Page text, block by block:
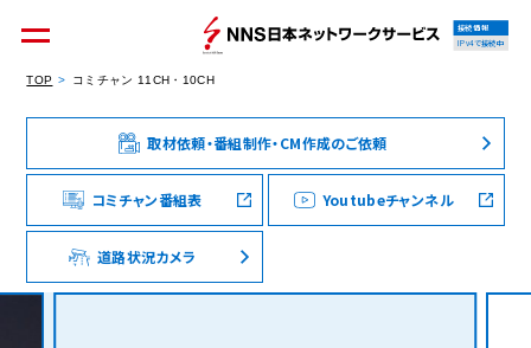
個人のお客様 集合住宅オーナーの方
法人のお客様 料金シミュレーション
接続情報
IPv4で接続中
TOP コミチャン 11CH・10CH
取材依頼・番組制作・CM作成のご依頼
コミチャン番組表 Youtubeチャンネル
道路状況カメラ